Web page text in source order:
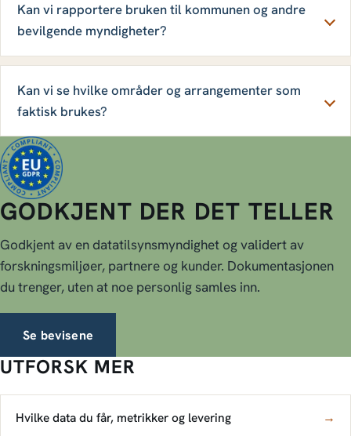
Kan vi rapportere bruken til kommunen og andre
bevilgende myndigheter?
Kan vi se hvilke områder og arrangementer som
faktisk brukes?
GODKJENT DER DET TELLER
Godkjent av en datatilsynsmyndighet og validert av
forskningsmiljøer, partnere og kunder. Dokumentasjonen
du trenger, uten at noe personlig samles inn.
Se bevisene
UTFORSK MER
Hvilke data du får, metrikker og levering →